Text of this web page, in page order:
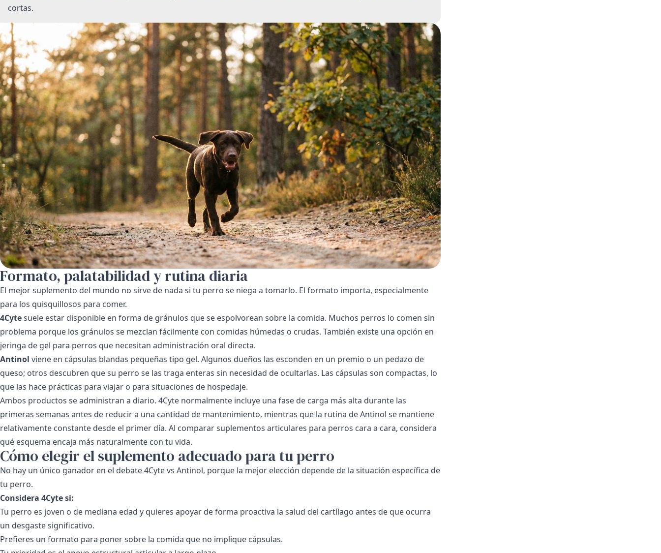
cortas.
Formato, palatabilidad y rutina diaria
El mejor suplemento del mundo no sirve de nada si tu perro se niega a tomarlo. El formato importa, especialmente
para los quisquillosos para comer.
4Cytesuele estar disponible en forma de gránulos que se espolvorean sobre la comida. Muchos perros lo comen sin
problema porque los gránulos se mezclan fácilmente con comidas húmedas o crudas. También existe una opción en
jeringa de gel para perros que necesitan administración oral directa.
Antinol viene en cápsulas blandas pequeñas tipo gel. Algunos dueños las esconden en un premio o un pedazo de
queso; otros descubren que su perro se las traga enteras sin necesidad de ocultarlas. Las cápsulas son compactas, lo
que las hace prácticas para viajar o para situaciones de hospedaje.
Ambos productos se administran a diario. 4Cyte normalmente incluye una fase de carga más alta durante las
primeras semanas antes de reducir a una cantidad de mantenimiento, mientras que la rutina de Antinol se mantiene
relativamente constante desde el primer día. Al comparar suplementos articulares para perros cara a cara, considera
qué esquema encaja más naturalmente con tu vida.
Cómo elegir el suplemento adecuado para tu perro
No hay un único ganador en el debate 4Cyte vs Antinol, porque la mejor elección depende de la situación específica de
tu perro.
Considera 4Cyte si:
Tu perro es joven o de mediana edad y quieres apoyar de forma proactiva la salud del cartílago antes de que ocurra
un desgaste significativo.
Prefieres un formato para poner sobre la comida que no implique cápsulas.